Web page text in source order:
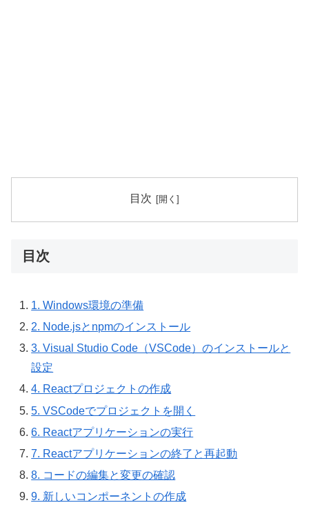
目次
目次
1. Windows環境の準備
2. Node.jsとnpmのインストール
3. Visual Studio Code（VSCode）のインストールと
設定
4. Reactプロジェクトの作成
5. VSCodeでプロジェクトを開く
6. Reactアプリケーションの実行
7. Reactアプリケーションの終了と再起動
8. コードの編集と変更の確認
9. 新しいコンポーネントの作成